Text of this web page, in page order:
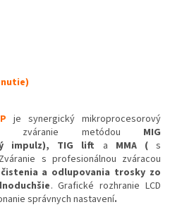
je synergický mikroprocesorový
zváranie metódou MIG
impulz), TIG lift a MMA (s
s profesionálnou zváracou
a odlupovania trosky zo
. Grafické rozhranie LCD
správnych nastavení.